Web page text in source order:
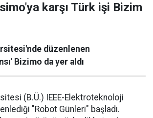
karşı Türk işi Bizim
düzenlenen
Bizimo da yer aldı
(B.Ü.) IEEE-Elektroteknoloji
"Robot Günleri" başladı.